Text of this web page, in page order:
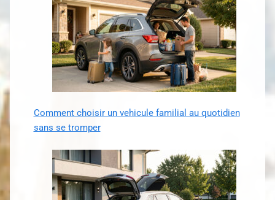
Comment choisir un vehicule familial au quotidien
sans se tromper